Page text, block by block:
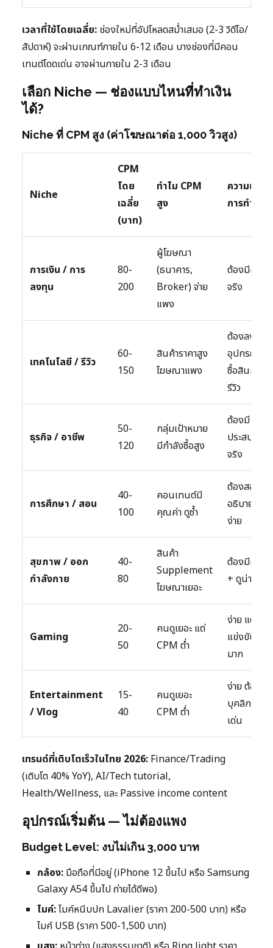
เวลาที่ใช้โดยเฉลี่ย: ช่องใหม่ที่อัปโหลดสม่ำเสมอ (2-3 วิดีโอ/
สัปดาห์) จะผ่านเกณฑ์ภายใน 6-12 เดือน บางช่องที่มีคอน
เทนต์โดดเด่น อาจผ่านภายใน 2-3 เดือน
เลือก Niche — ช่องแบบไหนที่ทำเงิน
ได้?
Niche ที่ CPM สูง (ค่าโฆษณาต่อ 1,000 วิวสูง)
Niche
CPM
โดย
เฉลี่ย
(บาท)
ทำไม CPM
สูง
ความยาก
การทำ
การเงิน / การ
ลงทุน
80-
200
ผู้โฆษณา
(ธนาคาร,
Broker) จ่าย
แพง
ต้องมีความ
จริง
เทคโนโลยี / รีวิว
60-
150
สินค้าราคาสูง
โฆษณาแพง
ต้องลงทุน
อุปกรณ์ +
ซื้อสินค้ามา
รีวิว
ธุรกิจ / อาชีพ
50-
120
กลุ่มเป้าหมาย
มีกำลังซื้อสูง
ต้องมี
ประสบกา
จริง
การศึกษา / สอน
40-
100
คอนเทนต์มี
คุณค่า ดูซ้ำ
ต้องสอนเ
อธิบายเข้าใ
ง่าย
สุขภาพ / ออก
กำลังกาย
40-
80
สินค้า
Supplement
โฆษณาเยอะ
ต้องมีความ
+ ดูน่าเชื่อ
Gaming
20-
50
คนดูเยอะ แต่
CPM ต่ำ
ง่าย แต่
แข่งขันสูง
มาก
Entertainment
/ Vlog
15-
40
คนดูเยอะ
CPM ต่ำ
ง่าย ต้องมี
บุคลิกโดด
เด่น
เทรนด์ที่เติบโตเร็วในไทย 2026: Finance/Trading
(เติบโต 40% YoY), AI/Tech tutorial,
Health/Wellness, และ Passive income content
อุปกรณ์เริ่มต้น — ไม่ต้องแพง
Budget Level: งบไม่เกิน 3,000 บาท
กล้อง: มือถือที่มีอยู่ (iPhone 12 ขึ้นไป หรือ Samsung
Galaxy A54 ขึ้นไป ถ่ายได้ดีพอ)
ไมค์:ไมค์หนีบปก Lavalier (ราคา 200-500 บาท) หรือ
ไมค์ USB (ราคา 500-1,500 บาท)